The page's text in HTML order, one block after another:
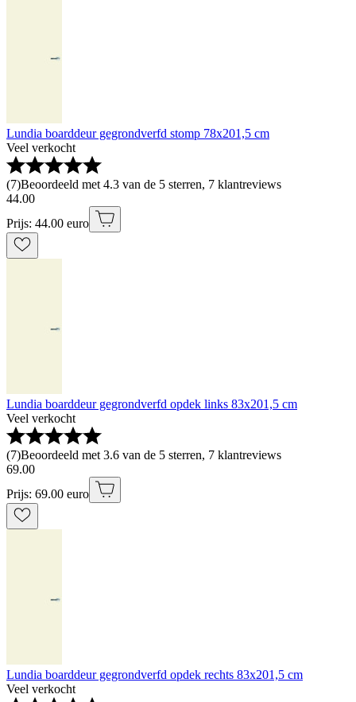
Lundia boarddeur gegrondverfd stomp 78x201,5 cm
Veel verkocht
(7)Beoordeeld met 4.3 van de 5 sterren, 7 klantreviews
44.00
Prijs: 44.00 euro
Lundia boarddeur gegrondverfd opdek links 83x201,5 cm
Veel verkocht
(7)Beoordeeld met 3.6 van de 5 sterren, 7 klantreviews
69.00
Prijs: 69.00 euro
Lundia boarddeur gegrondverfd opdek rechts 83x201,5 cm
Veel verkocht